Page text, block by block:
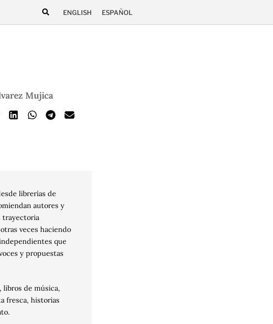
ENGLISH ESPAÑOL
Mujica
librerías de
autores y
trayectoria
veces haciendo
que
y propuestas
libros de música,
fresca, historias